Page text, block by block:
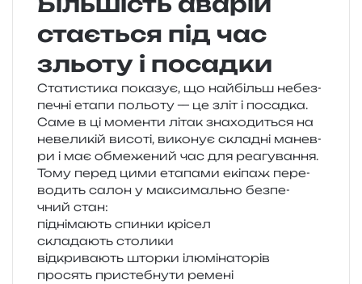
стається під час
зльоту і посадки
Статистика пока­зує, що най­більш небез­
пе­чні етапи польо­ту — це зліт і посад­ка.
Саме в ці момен­ти літак зна­хо­ди­ться на
неве­ли­кій висо­ті, вико­нує скла­дні манев­
ри і має обме­же­ний час для реагування.
Тому перед цими ета­па­ми екі­паж пере­
во­дить салон у макси­маль­но без­пе­
чний стан:
під­ні­ма­ють спин­ки крісел
скла­да­ють столики
від­кри­ва­ють штор­ки ілюмінаторів
про­сять при­сте­бну­ти ремені